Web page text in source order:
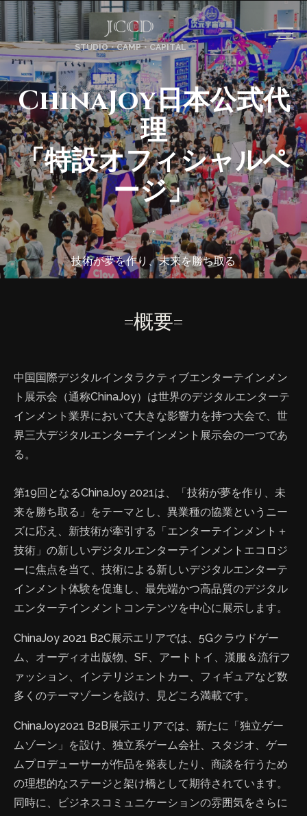
JCCD
STUDIO・CAMP・CAPITAL
ChinaJoy日本公式代
理
「特設オフィシャルペ
ージ」
技術が夢を作り、未来を勝ち取る
=概要=
中国国際デジタルインタラクティブエンターテインメン
ト展示会（通称ChinaJoy）は世界のデジタルエンターテ
インメント業界において大きな影響力を持つ大会で、世
界三大デジタルエンターテインメント展示会の一つであ
る。
第19回となるChinaJoy 2021は、「技術が夢を作り、未
来を勝ち取る」をテーマとし、異業種の協業というニー
ズに応え、新技術が牽引する「エンターテインメント＋
技術」の新しいデジタルエンターテインメントエコロジ
ーに焦点を当て、技術による新しいデジタルエンターテ
インメント体験を促進し、最先端かつ高品質のデジタル
エンターテインメントコンテンツを中心に展示します。
ChinaJoy 2021 B2C展示エリアでは、5Gクラウドゲー
ム、オーディオ出版物、SF、アートトイ、漢服＆流行フ
ァッション、インテリジェントカー、フィギュアなど数
多くのテーマゾーンを設け、見どころ満載です。
ChinaJoy2021 B2B展示エリアでは、新たに「独立ゲー
ムゾーン」を設け、独立系ゲーム会社、スタジオ、ゲー
ムプロデューサーが作品を発表したり、商談を行うため
の理想的なステージと架け橋として期待されています。
同時に、ビジネスコミュニケーションの雰囲気をさらに